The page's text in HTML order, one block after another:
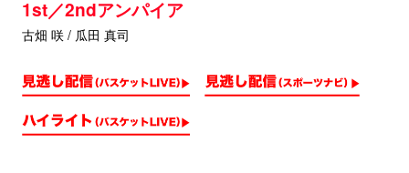
1st／2ndアンパイア
古畑 咲 / 瓜田 真司